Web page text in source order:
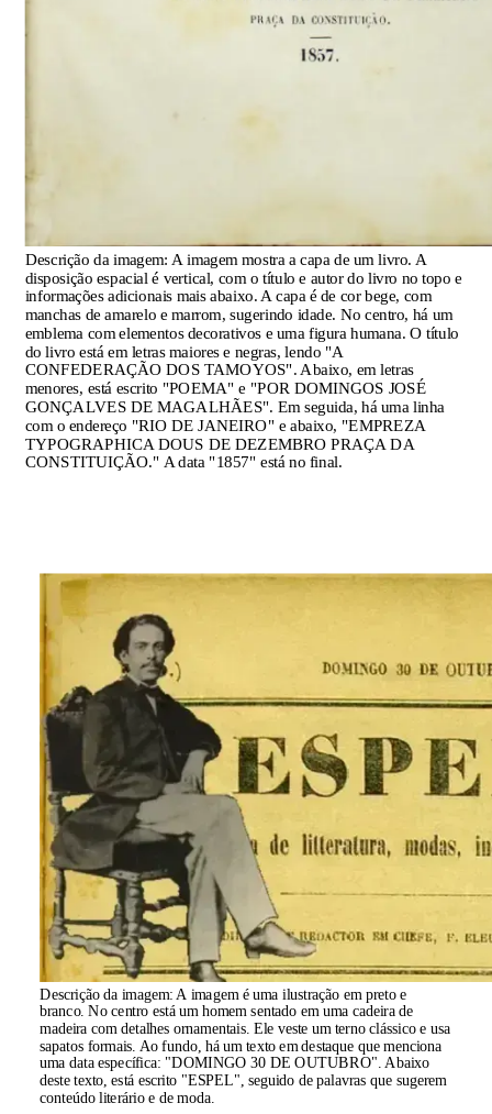
Descrição da imagem: A imagem mostra a capa de um livro. A
disposição espacial é vertical, com o título e autor do livro no topo e
informações adicionais mais abaixo. A capa é de cor bege, com
manchas de amarelo e marrom, sugerindo idade. No centro, há um
emblema com elementos decorativos e uma figura humana. O título
do livro está em letras maiores e negras, lendo "A
CONFEDERAÇÃO DOS TAMOYOS". Abaixo, em letras
menores, está escrito "POEMA" e "POR DOMINGOS JOSÉ
GONÇALVES DE MAGALHÃES". Em seguida, há uma linha
com o endereço "RIO DE JANEIRO" e abaixo, "EMPREZA
TYPOGRAPHICA DOUS DE DEZEMBRO PRAÇA DA
CONSTITUIÇÃO." A data "1857" está no final.
Descrição da imagem: A imagem é uma ilustração em preto e
branco. No centro está um homem sentado em uma cadeira de
madeira com detalhes ornamentais. Ele veste um terno clássico e usa
sapatos formais. Ao fundo, há um texto em destaque que menciona
uma data específica: "DOMINGO 30 DE OUTUBRO". Abaixo
deste texto, está escrito "ESPEL", seguido de palavras que sugerem
conteúdo literário e de moda.